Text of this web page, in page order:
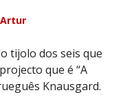
Artur
tijolo dos seis que
que é “A
Knausgard.